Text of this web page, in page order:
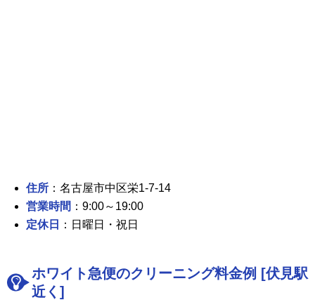
住所 ：名古屋市中区栄1-7-14
営業時間 ：9:00～19:00
定休日
：日曜日・祝日
ホワイト急便のクリーニング料金例 [伏見駅
近く]